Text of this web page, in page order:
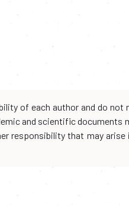
of each author and do
and scientific documents
responsibility that may